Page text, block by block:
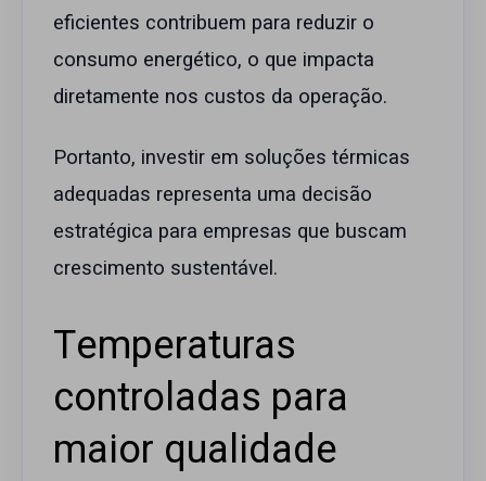
eficientes contribuem para reduzir o
consumo energético, o que impacta
diretamente nos custos da operação.
Portanto, investir em soluções térmicas
adequadas representa uma decisão
estratégica para empresas que buscam
crescimento sustentável.
Temperaturas
controladas para
maior qualidade